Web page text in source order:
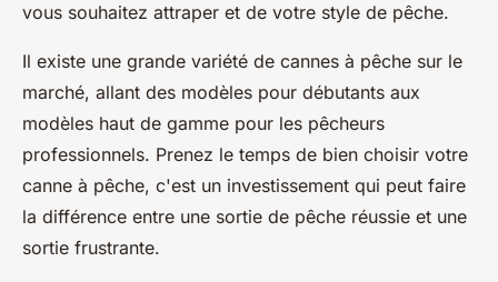
vous souhaitez attraper et de votre style de pêche.
Il existe une grande variété de cannes à pêche sur le
marché, allant des modèles pour débutants aux
modèles haut de gamme pour les pêcheurs
professionnels. Prenez le temps de bien choisir votre
canne à pêche, c'est un investissement qui peut faire
la différence entre une sortie de pêche réussie et une
sortie frustrante.